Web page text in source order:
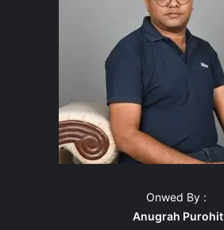
Onwed By :
Anugrah Purohit